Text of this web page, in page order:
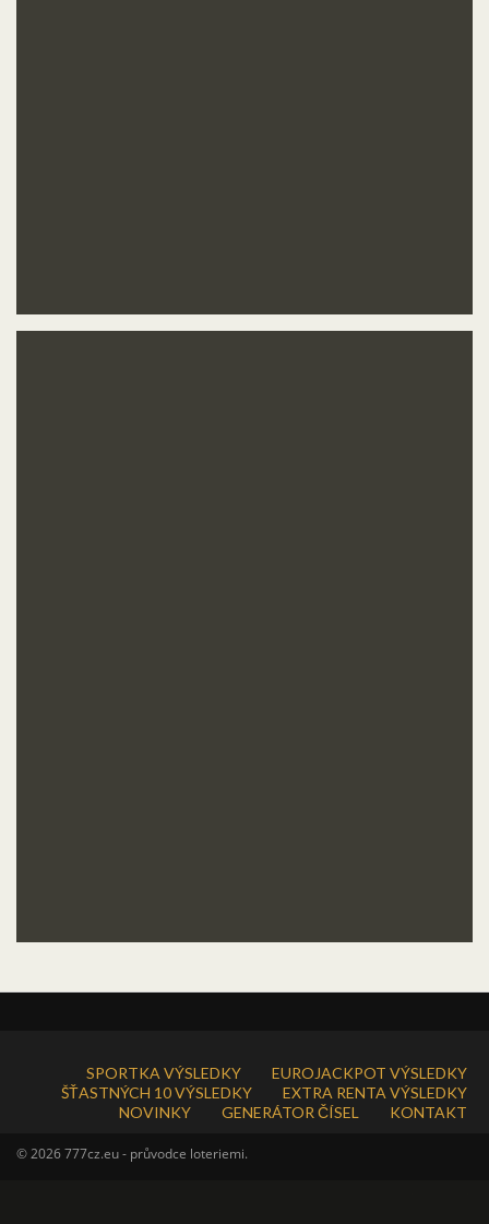
SPORTKA VÝSLEDKY
EUROJACKPOT VÝSLEDKY
ŠŤASTNÝCH 10 VÝSLEDKY
EXTRA RENTA VÝSLEDKY
NOVINKY
GENERÁTOR ČÍSEL KONTAKT
© 2026 777cz.eu - průvodce loteriemi.